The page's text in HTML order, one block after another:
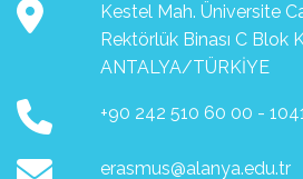
Kestel Mah. Üniversite
Rektörlük Binası C Blok
ANTALYA/TÜRKİYE
+90 242 510 60 00 -
erasmus@alanya.edu.tr